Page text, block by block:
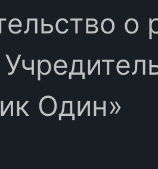
Один»